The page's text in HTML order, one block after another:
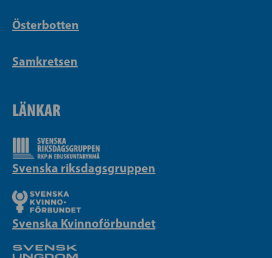
Österbotten
Samkretsen
LÄNKAR
Svenska riksdagsgruppen
Svenska Kvinnoförbundet